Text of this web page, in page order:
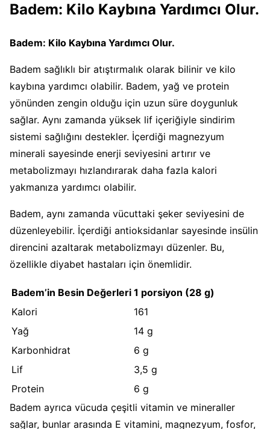
Badem: Kilo Kaybına Yardımcı Olur.
Badem: Kilo Kaybına Yardımcı Olur.
Badem sağlıklı bir atıştırmalık olarak bilinir ve kilo
kaybına yardımcı olabilir. Badem, yağ ve protein
yönünden zengin olduğu için uzun süre doygunluk
sağlar. Aynı zamanda yüksek lif içeriğiyle sindirim
sistemi sağlığını destekler. İçerdiği magnezyum
minerali sayesinde enerji seviyesini artırır ve
metabolizmayı hızlandırarak daha fazla kalori
yakmanıza yardımcı olabilir.
Badem, aynı zamanda vücuttaki şeker seviyesini de
düzenleyebilir. İçerdiği antioksidanlar sayesinde insülin
direncini azaltarak metabolizmayı düzenler. Bu,
özellikle diyabet hastaları için önemlidir.
Badem’in Besin Değerleri 1 porsiyon (28 g)
Kalori
161
Yağ
14 g
Karbonhidrat
6 g
Lif
3,5 g
Protein
6 g
Badem ayrıca vücuda çeşitli vitamin ve mineraller
sağlar, bunlar arasında E vitamini, magnezyum, fosfor,